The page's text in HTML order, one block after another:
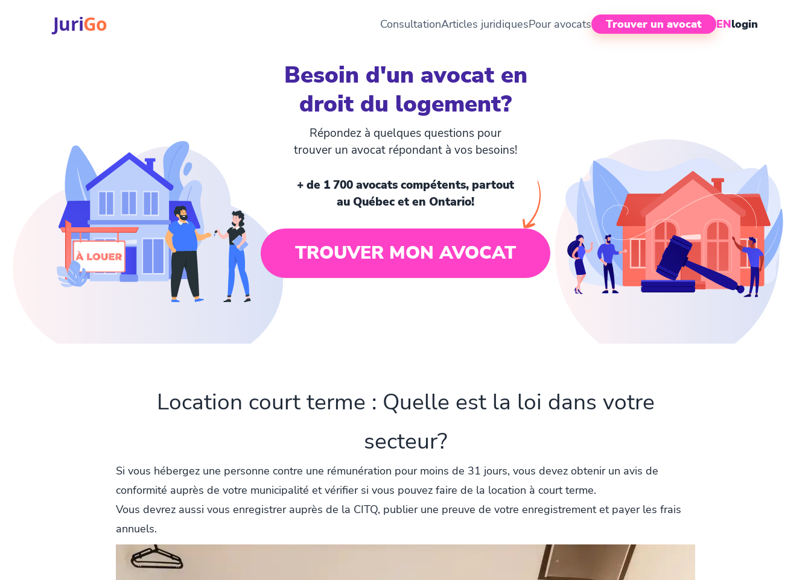
JuriGo ConsultationArticles juridiquesPour avocats Trouver un avocat ENlogin
Besoin d'un avocat en
droit du logement?
Répondez à quelques questions pour
trouver un avocat répondant à vos besoins!
+ de 1 700 avocats compétents, partout
au Québec et en Ontario!
TROUVER MON AVOCAT
Location court terme : Quelle est la loi dans votre
secteur?
Si vous hébergez une personne contre une rémunération pour moins de 31 jours, vous devez obtenir un avis de
conformité auprès de votre municipalité et vérifier si vous pouvez faire de la location à court terme.
Vous devrez aussi vous enregistrer auprès de la CITQ, publier une preuve de votre enregistrement et payer les frais
annuels.